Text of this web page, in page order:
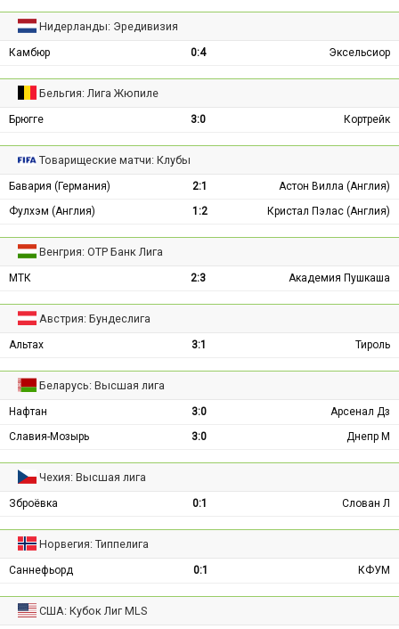
Нидерланды: Эредивизия
Камбюр 0:4 Эксельсиор
Бельгия: Лига Жюпиле
Брюгге 3:0 Кортрейк
Товарищеские матчи: Клубы
Бавария (Германия) 2:1
Астон Вилла (Англия)
Фулхэм (Англия)
1:2 Кристал Пэлас (Англия)
Венгрия: ОТР Банк Лига
МТК 2:3 Академия Пушкаша
Австрия: Бундеслига
Альтах 3:1 Тироль
Беларусь: Высшая лига
Нафтан 3:0
Арсенал Дз
Славия-Мозырь
3:0 Днепр М
Чехия: Высшая лига
Зброёвка 0:1 Слован Л
Норвегия: Типпелига
Саннефьорд 0:1 КФУМ
США: Кубок Лиг MLS